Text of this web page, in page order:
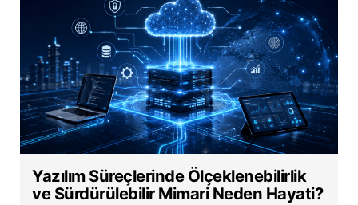
Yazılım Süreçlerinde Ölçeklenebilirlik
ve Sürdürülebilir Mimari Neden Hayati?